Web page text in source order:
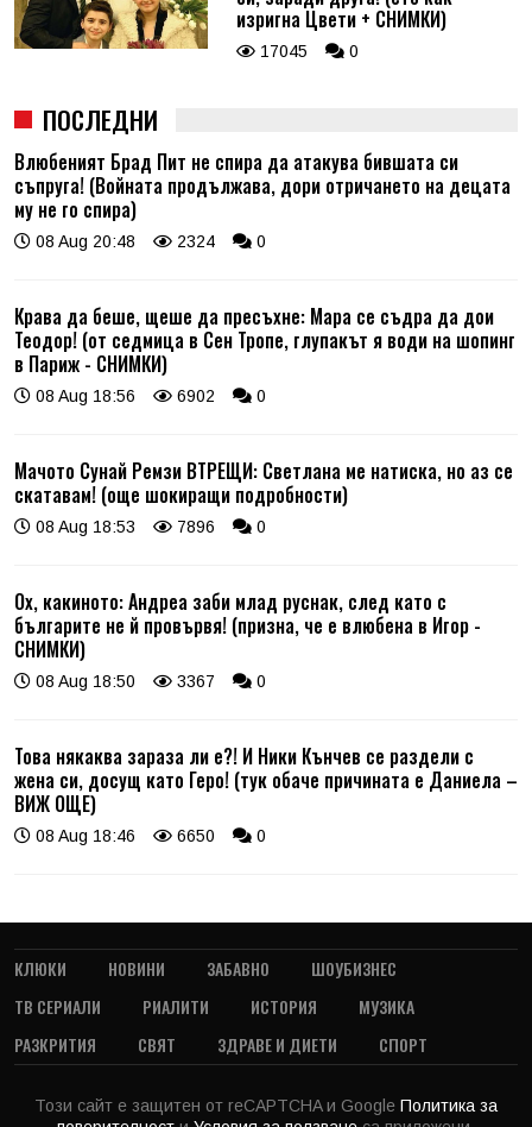
изригна Цвети + СНИМКИ)
17045 0
ПОСЛЕДНИ
Влюбеният Брад Пит не спира да атакува бившата си
съпруга! (Войната продължава, дори отричането на децата
му не го спира)
08 Aug 20:48 2324 0
Крава да беше, щеше да пресъхне: Мара се съдра да дои
Теодор! (от седмица в Сен Тропе, глупакът я води на шопинг
в Париж - СНИМКИ)
08 Aug 18:56 6902 0
Мачото Сунай Ремзи ВТРЕЩИ: Светлана ме натиска, но аз се
скатавам! (още шокиращи подробности)
08 Aug 18:53 7896 0
Ох, какиното: Андреа заби млад руснак, след като с
българите не й провървя! (призна, че е влюбена в Игор -
СНИМКИ)
08 Aug 18:50 3367 0
Това някаква зараза ли е?! И Ники Кънчев се раздели с
жена си, досущ като Геро! (тук обаче причината е Даниела –
ВИЖ ОЩЕ)
08 Aug 18:46 6650 0
КЛЮКИ НОВИНИ ЗАБАВНО
ШОУБИЗНЕС
ТВ СЕРИАЛИ
РИАЛИТИ ИСТОРИЯ
МУЗИКА
РАЗКРИТИЯ
СВЯТ ЗДРАВЕ И ДИЕТИ СПОРТ
Този сайт е защитен от reCAPTCHA и Google Политика за